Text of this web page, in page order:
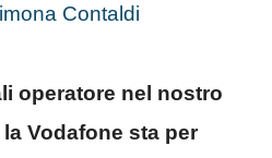
Contaldi
operatore nel nostro
Vodafone sta per